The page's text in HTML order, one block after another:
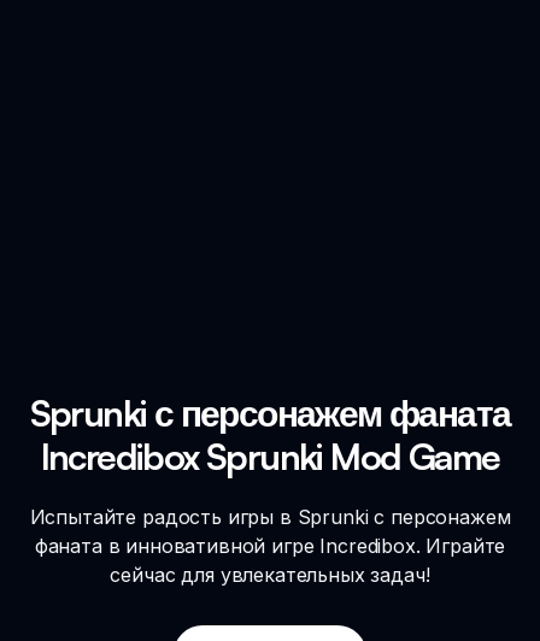
Sprunki с персонажем фаната
Incredibox Sprunki Mod Game
Испытайте радость игры в Sprunki с персонажем
фаната в инновативной игре Incredibox. Играйте
сейчас для увлекательных задач!